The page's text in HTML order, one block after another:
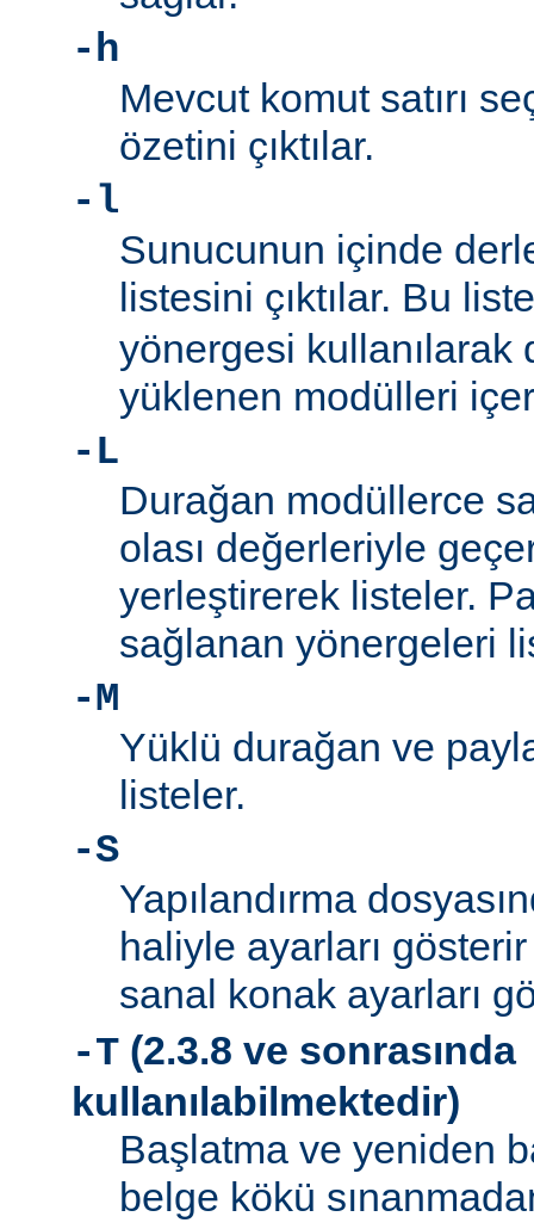
-h
Mevcut komut satırı
özetini çıktılar.
-l
Sunucunun içinde
listesini çıktılar. Bu
yönergesi kullanılarak
yüklenen modülleri
-L
Durağan modüllerce
olası değerleriyle
yerleştirerek listeler.
sağlanan yönergeleri
-M
Yüklü durağan ve
listeler.
-S
Yapılandırma
haliyle ayarları
sanal konak ayarları
-T (2.3.8 ve sonrasında
kullanılabilmektedir)
Başlatma ve yeniden
belge kökü